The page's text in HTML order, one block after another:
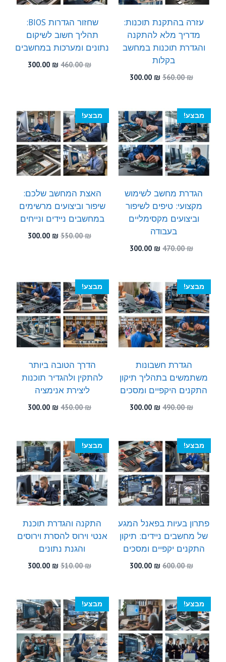
עזרה בהתקנת תוכנות:
מדריך מלא להתקנה
והגדרת תוכנות במחשב
בקלות
560.00₪
המחיר
300.00 ₪
300.00 ₪.
שחזור הגדרות BIOS:
תהליך חשוב לשיקום
נתונים ומערכות במחשבים
460.00₪
המחיר
300.00 ₪
המחיר
מבצע!
הגדרת מחשב לשימוש
מקצועי: טיפים לשיפור
וביצועים מקסימליים
בעבודה
470.00₪
המחיר
470.00 ₪.
300.00 ₪
300.00 ₪.
מבצע!
האצת המחשב שלכם:
שיפור וביצועים מרשימים
במחשבים ניידים ונייחים
550.00₪
המחיר
300.00 ₪
המחיר
מבצע!
הגדרת חשבונות
משתמשים בתהליך תיקון
התקנים היקפיים ומסכים
490.00₪
המחיר
490.00 ₪.
300.00 ₪
300.00 ₪.
מבצע!
הדרך הטובה ביותר
להתקין ולהגדיר תוכנות
ליצירת אנימציה
450.00₪
המחיר
300.00 ₪
המחיר
מבצע!
פתרון בעיות בפאנל המגע
של מחשבים ניידים: תיקון
התקנים יקפיים ומסכים
600.00₪
המחיר
600.00 ₪.
300.00 ₪
300.00 ₪.
מבצע!
התקנה והגדרת תוכנת
אנטי וירוס להסרת וירוסים
והגנת נתונים
510.00₪
המחיר
510.00 ₪.
300.00 ₪
המחיר
300.00 ₪.
מבצע! מבצע!